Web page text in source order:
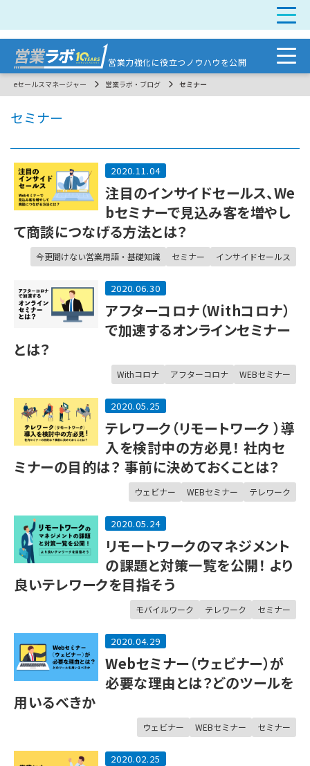
営業力強化に役立つノウハウを公開
eセールスマネージャー 営業ラボ・ブログ セミナー
セミナー
2020.11.04
注目のインサイドセールス、We
bセミナーで見込み客を増やし
て商談につなげる方法とは？
今更聞けない営業用語・基礎知識 セミナー インサイドセールス
2020.06.30
アフターコロナ（Withコロナ）
で加速するオンラインセミナー
とは？
Withコロナ アフターコロナ WEBセミナー
2020.05.25
テレワーク（リモートワーク ）導
入を検討中の方必見！ 社内セ
ミナーの目的は？ 事前に決めておくことは？
ウェビナー WEBセミナー テレワーク
2020.05.24
リモートワークのマネジメント
の課題と対策一覧を公開！ より
良いテレワークを目指そう
モバイルワーク テレワーク セミナー
2020.04.29
Webセミナー（ウェビナー）が
必要な理由とは？どのツールを
用いるべきか
ウェビナー WEBセミナー セミナー
2020.02.25